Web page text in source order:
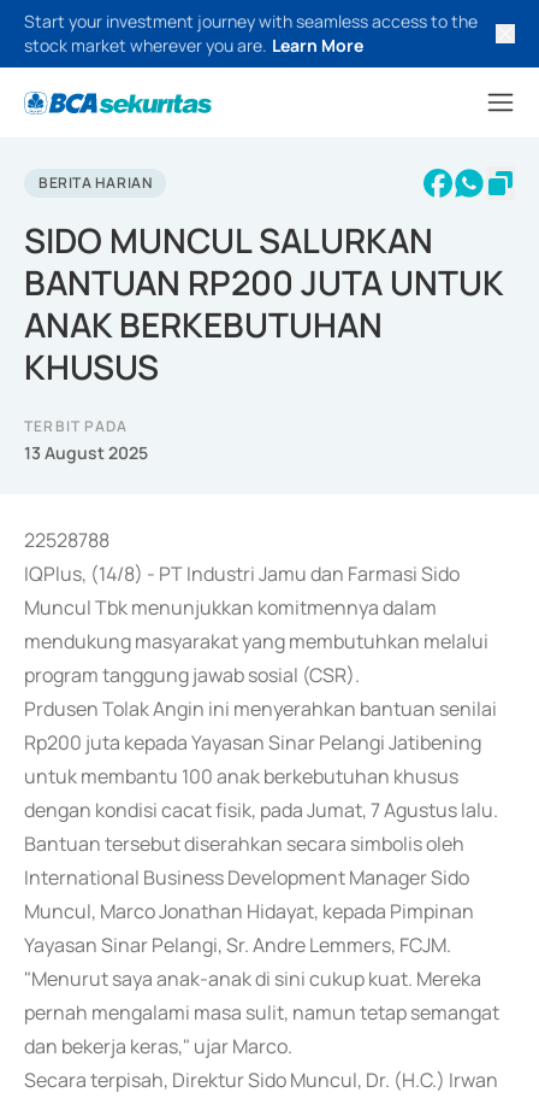
Start your investment journey with seamless access to the
stock market wherever you are. Learn More
BERITA HARIAN
SIDO MUNCUL SALURKAN
BANTUAN RP200 JUTA UNTUK
ANAK BERKEBUTUHAN
KHUSUS
TERBIT PADA
13 August 2025
22528788
IQPlus, (14/8) - PT Industri Jamu dan Farmasi Sido
Muncul Tbk menunjukkan komitmennya dalam
mendukung masyarakat yang membutuhkan melalui
program tanggung jawab sosial (CSR).
Prdusen Tolak Angin ini menyerahkan bantuan senilai
Rp200 juta kepada Yayasan Sinar Pelangi Jatibening
untuk membantu 100 anak berkebutuhan khusus
dengan kondisi cacat fisik, pada Jumat, 7 Agustus lalu.
Bantuan tersebut diserahkan secara simbolis oleh
International Business Development Manager Sido
Muncul, Marco Jonathan Hidayat, kepada Pimpinan
Yayasan Sinar Pelangi, Sr. Andre Lemmers, FCJM.
"Menurut saya anak-anak di sini cukup kuat. Mereka
pernah mengalami masa sulit, namun tetap semangat
dan bekerja keras," ujar Marco.
Secara terpisah, Direktur Sido Muncul, Dr. (H.C.) Irwan